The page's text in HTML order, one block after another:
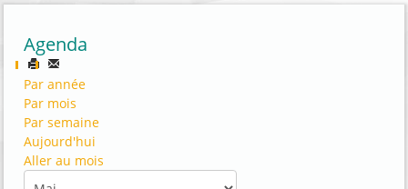
Agenda
Par année
Par mois
Par semaine
Aujourd'hui
Aller au mois